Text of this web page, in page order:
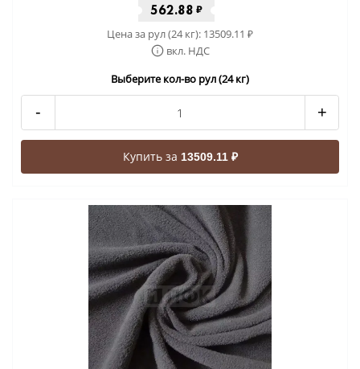
562.88 ₽
Цена за рул (24 кг): 13509.11 ₽
вкл. НДС
Выберите кол-во рул (24 кг)
- +
Купить за 13509.11 ₽